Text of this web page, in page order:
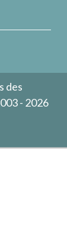
des
- 2026